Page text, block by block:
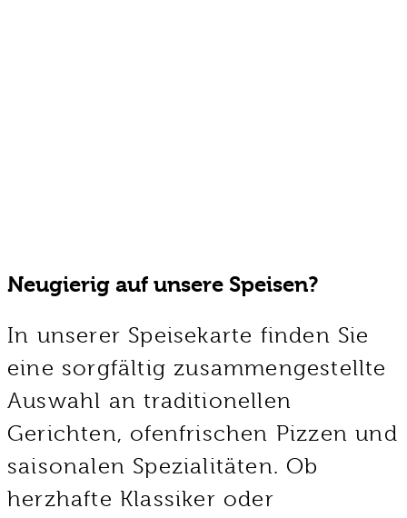
Neugierig auf unsere Speisen?
In unserer Speisekarte finden Sie
eine sorgfältig zusammengestellte
Auswahl an traditionellen
Gerichten, ofenfrischen Pizzen und
saisonalen Spezialitäten. Ob
herzhafte Klassiker oder